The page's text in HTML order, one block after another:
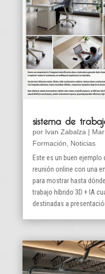
sistema de
por Ivan Zabalza|
Formación, Noticias
Este es un buen ejemplo
reunión online con una
para mostrar hasta
trabajo híbrido 3D + IA
destinadas a